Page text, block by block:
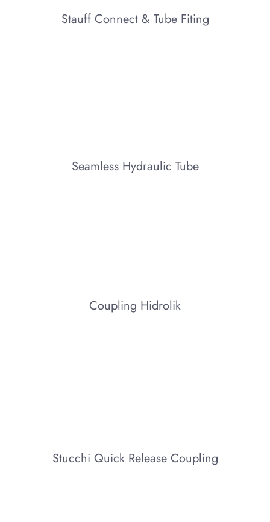
Stauff Connect & Tube Fiting
Seamless Hydraulic Tube
Coupling Hidrolik
Stucchi Quick Release Coupling